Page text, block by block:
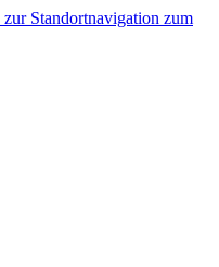
zur Standortnavigation zum